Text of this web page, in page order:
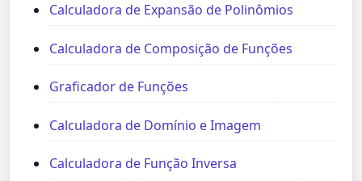
Calculadora de Expansão de Polinômios
Calculadora de Composição de Funções
Graficador de Funções
Calculadora de Domínio e Imagem
Calculadora de Função Inversa